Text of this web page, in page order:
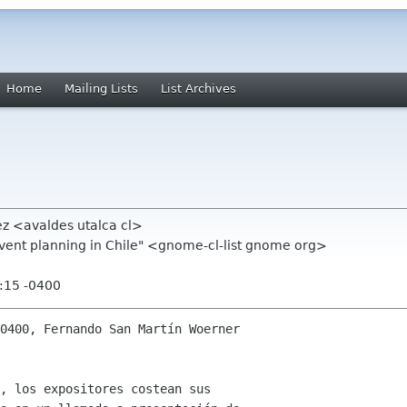
Home Mailing Lists List Archives
<avaldes utalca cl>
planning in Chile" <gnome-cl-list gnome org>
-0400
Fernando San Martín Woerner
los expositores costean sus